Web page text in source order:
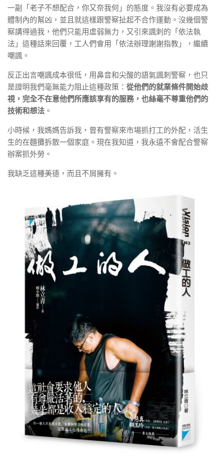
一副「老子不想配合，你又奈我何」的態度。我沒有必要成為
體制內的幫凶，並且就這樣跟警察扯起不合作運動。沒幾個警
察講得過我，他們只能用虛弱無力，又引來諷刺的「依法執
法」這種話來回覆，工人們會用「依法辦理謝謝指教」，繼續
嘲諷。
反正出言嘲諷成本很低，用鼻音和尖酸的語氣諷刺警察，也只
是證明我們毫無能力阻止這種政策： 從他們的就業條件開始歧
視，完全不在意他們所應該享有的服務，也絲毫不尊重他們的
技術和想法 。
小時候，我媽媽告訴我，曾有警察來市場抓打工的外配，活生
生的在麵攤拆散一個家庭。現在我知道，我永遠不會配合警察
辦案抓外勞。
我缺乏這種美德，而且不屑擁有。